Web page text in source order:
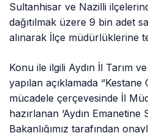
Sultanhisar ve Nazilli
dağıtılmak üzere 9 bin adet
alınarak İlçe müdürlüklerine
Konu ile ilgili Aydın İl Tarım
yapılan açıklamada “Kestane
mücadele çerçevesinde İl
hazırlanan ‘Aydın Emanetine
Bakanlığımız tarafından